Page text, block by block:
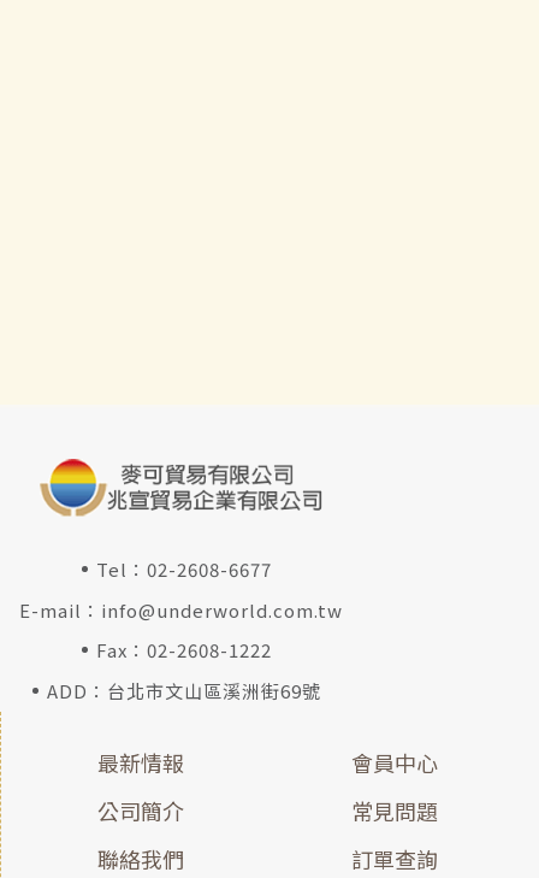
Tel：02-2608-6677
E-mail： info@underworld.com.tw
Fax：02-2608-1222
ADD：台北市文山區溪洲街69號
最新情報
公司簡介
聯絡我們
會員中心
常見問題
訂單查詢